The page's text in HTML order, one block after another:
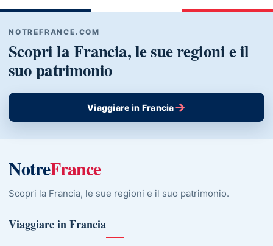
NOTREFRANCE.COM
Scopri la Francia, le sue regioni e il
suo patrimonio
Viaggiare in Francia→
NotreFrance
Scopri la Francia, le sue regioni e il suo patrimonio.
Viaggiare in Francia